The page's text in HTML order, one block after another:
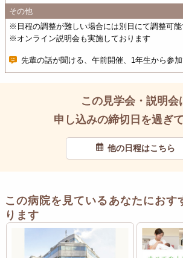
その他
※日程の調整が難しい場合には別日にて調整可能
※オンライン説明会も実施しております
先輩の話が聞ける、午前開催、1年生から参
この見学会・説明会
申し込みの締切日を過ぎ
他の日程はこちら
この病院を見ているあなたにおす
ります